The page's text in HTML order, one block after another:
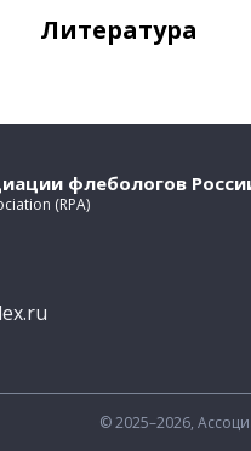
Литература
флебологов
(RPA)
© 2025–2026,